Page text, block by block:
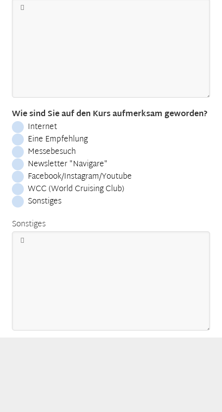
Wie sind Sie auf den Kurs aufmerksam geworden?
Internet
Eine Empfehlung
Messebesuch
Newsletter "Navigare"
Facebook/Instagram/Youtube
WCC (World Cruising Club)
Sonstiges
Sonstiges